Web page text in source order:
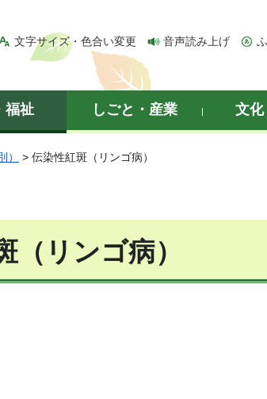
文字サイズ・色合い変更 音声読み上げ
福祉 しごと・産業 文化
） > 伝染性紅斑（リンゴ病）
（リンゴ病）